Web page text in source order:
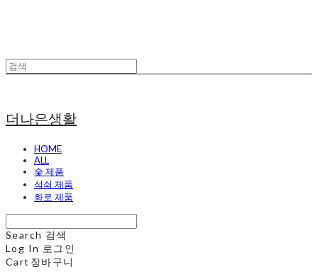
더나은생활
HOME
ALL
숯 제품
석쇠 제품
화로 제품
Search 검색
Log In 로그인
Cart 장바구니